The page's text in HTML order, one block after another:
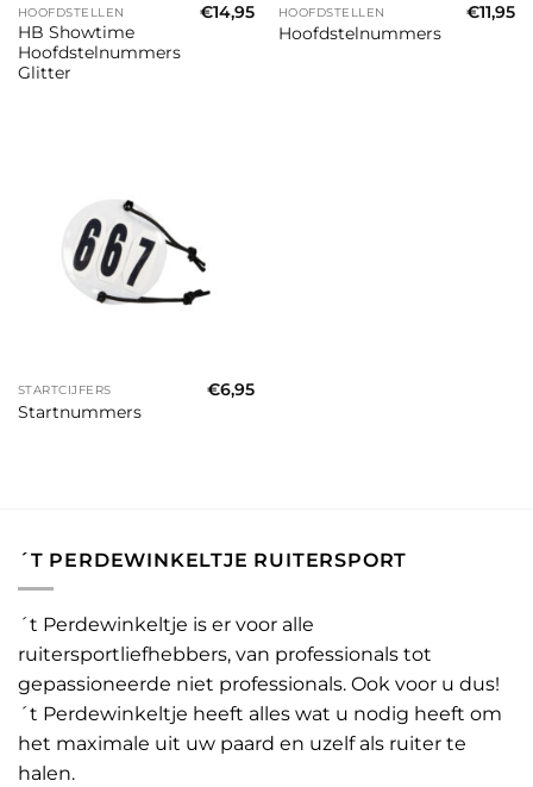
HOOFDSTELLEN
HB Showtime
Hoofdstelnummers
Glitter
€14,95 HOOFDSTELLEN
Hoofdstelnummers
€11,95
STARTCIJFERS
Startnummers
€6,95
´T PERDEWINKELTJE RUITERSPORT
´t Perdewinkeltje is er voor alle
ruitersportliefhebbers, van professionals tot
gepassioneerde niet professionals. Ook voor u dus!
´t Perdewinkeltje heeft alles wat u nodig heeft om
het maximale uit uw paard en uzelf als ruiter te
halen.